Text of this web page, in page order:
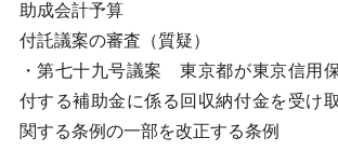
助成会計予算
付託議案の審査（質疑）
・第七十九号議案 東京都が東京信用
付する補助金に係る回収納付金を受け
関する条例の一部を改正する条例